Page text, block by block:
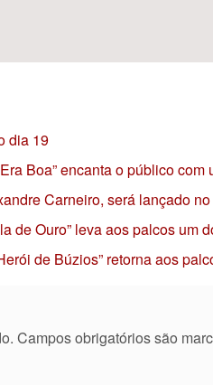
dia 19
Boa” encanta o público
Carneiro, será lançado
de Ouro” leva aos palcos
de Búzios” retorna aos
Campos obrigatórios são